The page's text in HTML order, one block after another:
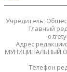
Учредитель:
Главный
Адрес
МУНИЦИПАЛЬНЫЙ
Телефон